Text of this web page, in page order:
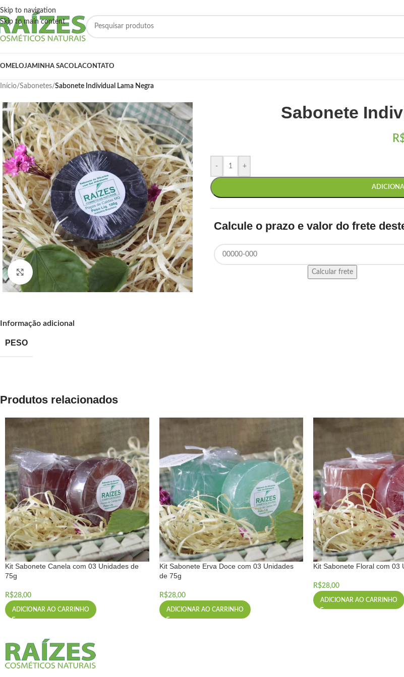
Skip to navigation
Skip to main content
LOJAMINHA SACOLACONTATO
Início/Sabonetes/Sabonete Individual Lama Negra
Clique para ampliar
Sabonete
- +
Calcule o prazo e valor do frete
Informação adicional
PESO
Produtos relacionados
Kit Sabonete Canela com 03 Unidades de
75g
R$28,00
ADICIONAR AO CARRINHO
Kit Sabonete Erva Doce com 03 Unidades
de 75g
R$28,00
ADICIONAR AO CARRINHO
Kit Sabonete Floral com 03
R$28,00
ADICIONAR AO CARRINHO